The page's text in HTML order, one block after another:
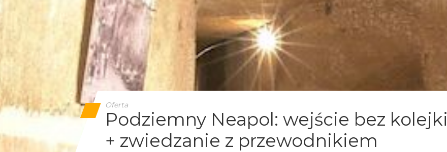
Oferta
Podziemny Neapol: wejście bez kolejki
+ zwiedzanie z przewodnikiem